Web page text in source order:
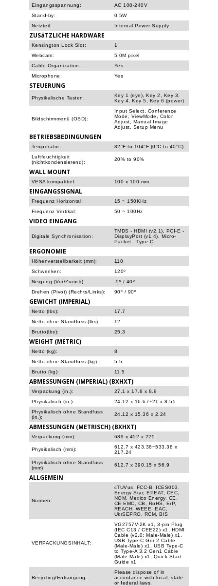
Eingangsspannung:
AC 100-240V
Stand-by:
0.5W
Netzteil:
Internal Power Supply
ZUSäTZLICHE HARDWARE
Kensington Lock Slot:
1
Webcam:
5.0M pixel
Cable Organization:
Yes
Microphone:
Yes
STEUERUNG
Physikalische Tasten:
Key 1 (eye), Key 2, Key 3,
Key 4, Key 5, Key 6 (power)
Bildschirmmenü (OSD):
Input Select, Conference
Mode, ViewMode, Color
Adjust, Manual Image
Adjust, Setup Menu
BETRIEBSBEDINGUNGEN
Temperatur:
32°F to 104°F (0°C to 40°C)
Luftfeuchtigkeit
(nichtkondensierend):
20% to 90%
WALL MOUNT
VESA kompatibel: 100 x 100 mm
EINGANGSSIGNAL
Frequenz Horizontal:
15 ~ 150KHz
Frequenz Vertikal:
50 ~ 100Hz
VIDEO EINGANG
Digitale Synchronisation:
TMDS - HDMI (v2.1), PCI-E -
DisplayPort (v1.4), Micro-
Packet - Type C
ERGONOMIE
Höhenverstellbarkeit (mm):
110
Schwenken:
120º
Neigung (Vor/Zurück):
-5º / 40º
Drehen (Pivot) (Rechts/Links):
90º / 90º
GEWICHT (IMPERIAL)
Netto (lbs):
17.7
Netto ohne Standfuss (lbs):
12
Brutto(lbs):
25.3
WEIGHT (METRIC)
Netto (kg):
8
Netto ohne Standfuss (kg):
5.5
Brutto (kg):
11.5
ABMESSUNGEN (IMPERIAL) (BXHXT)
Verpackung (in.):
27.1 x 17.8 x 8.9
Physikalisch (in.):
24.12 x 16.67~21 x 8.55
Physikalisch ohne Standfuss
(in.):
24.12 x 15.36 x 2.24
ABMESSUNGEN (METRISCH) (BXHXT)
Verpackung (mm): 689 x 452 x 225
Physikalisch (mm):
612.7 x 423.38~533.38 x
217.24
Physikalisch ohne Standfuss
(mm):
612.7 x 390.15 x 56.9
ALLGEMEIN
Normen:
cTUVus, FCC-B, ICES003,
Energy Star, EPEAT, CEC,
NOM, Mexico Energy, CE,
CE EMC, CB, RoHS, ErP,
REACH, WEEE, EAC,
UkrSEPRO, RCM, BIS
VERPACKUNGSINHALT:
VG2757V-2K x1, 3-pin Plug
(IEC C13 / CEE22) x1, HDMI
Cable (v2.0; Male-Male) x1,
USB Type-C Gen2 Cable
(Male-Male) x1, USB Type-C
to Type-A 3.2 Gen1 Cable
(Male-Male) x1, Quick Start
Guide x1
Recycling/Entsorgung:
Please dispose of in
accordance with local, state
or federal laws.